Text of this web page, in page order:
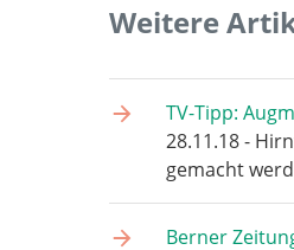
Weitere
TV-Tipp:
28.11.18 -
gemacht
Berner